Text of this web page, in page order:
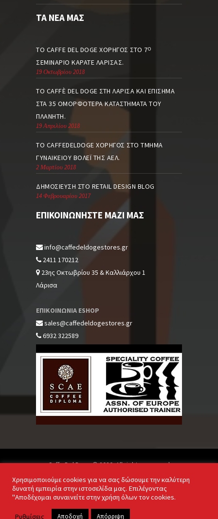
ΤΑ ΝΈΑ ΜΑΣ
ΤΟ CAFFE DEL DOGE ΧΟΡΗΓΌΣ ΣΤΟ 7Ο
ΣΕΜΙΝΆΡΙΟ ΚΑΡΆΤΕ ΛΆΡΙΣΑΣ.
19 Οκτωβρίου 2018
ΤΟ CAFFÈ DEL DOGE ΣΤΗ ΛΆΡΙΣΑ ΚΑΙ ΕΠΊΣΗΜΑ
ΣΤΑ 35 ΟΜΟΡΦΌΤΕΡΑ ΚΑΤΑΣΤΉΜΑΤΑ ΤΟΥ
ΠΛΑΝΉΤΗ.
19 Απριλίου 2018
TO CAFFEDELDOGE ΧΟΡΗΓΌΣ ΣΤΟ ΤΜΉΜΑ
ΓΥΝΑΙΚΕΊΟΥ ΒΌΛΕΪ ΤΗΣ ΑΕΛ.
2 Μαρτίου 2018
ΔΗΜΟΣΊΕΥΣΗ ΣΤΟ RETAIL DESIGN BLOG
14 Φεβρουαρίου 2017
ΕΠΙΚΟΙΝΩΝΉΣΤΕ ΜΑΖΊ ΜΑΣ
info@caffedeldogestores.gr
2411 170212
23ης Οκτωβρίου 35 & Καλλιάρχου 1
Λάρισα
ΕΠΙΚΟΙΝΩΝΙΑ ESHOP
sales@caffedeldogestores.gr
6932 322589
Caffe Del Doge © 2020. All rights reserved
Χρησιμοποιούμε cookies για να σας δώσουμε την καλύτερη
δυνατή εμπειρία στην ιστοσελίδα μας. Επιλέγοντας
"Αποδέχομαι συναινείτε στην χρήση όλων τον cookies.
Ρυθμίσεις Αποδοχή Απόρριψη